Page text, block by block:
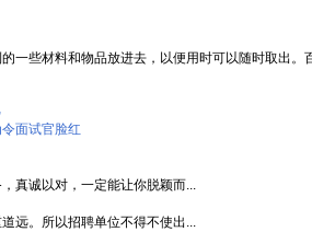
些材料和物品放进去，以便用时可以随时取出。百
面试官脸红
真诚以对，一定能让你脱颖而...
远。所以招聘单位不得不使出...